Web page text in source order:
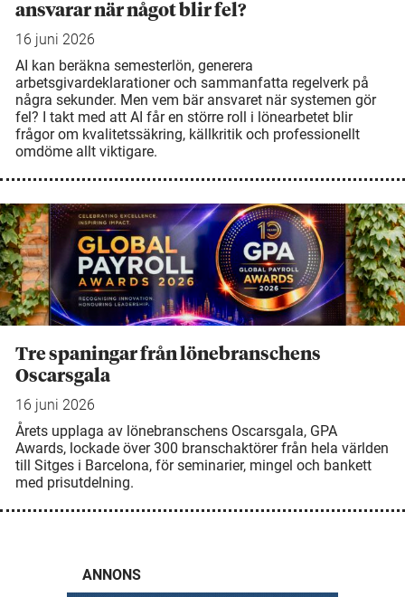
ansvarar när något blir fel?
16 juni 2026
AI kan beräkna semesterlön, generera
arbetsgivardeklarationer och sammanfatta regelverk på
några sekunder. Men vem bär ansvaret när systemen gör
fel? I takt med att AI får en större roll i lönearbetet blir
frågor om kvalitetssäkring, källkritik och professionellt
omdöme allt viktigare.
Tre spaningar från lönebranschens
Oscarsgala
16 juni 2026
Årets upplaga av lönebranschens Oscarsgala, GPA
Awards, lockade över 300 branschaktörer från hela världen
till Sitges i Barcelona, för seminarier, mingel och bankett
med prisutdelning.
ANNONS